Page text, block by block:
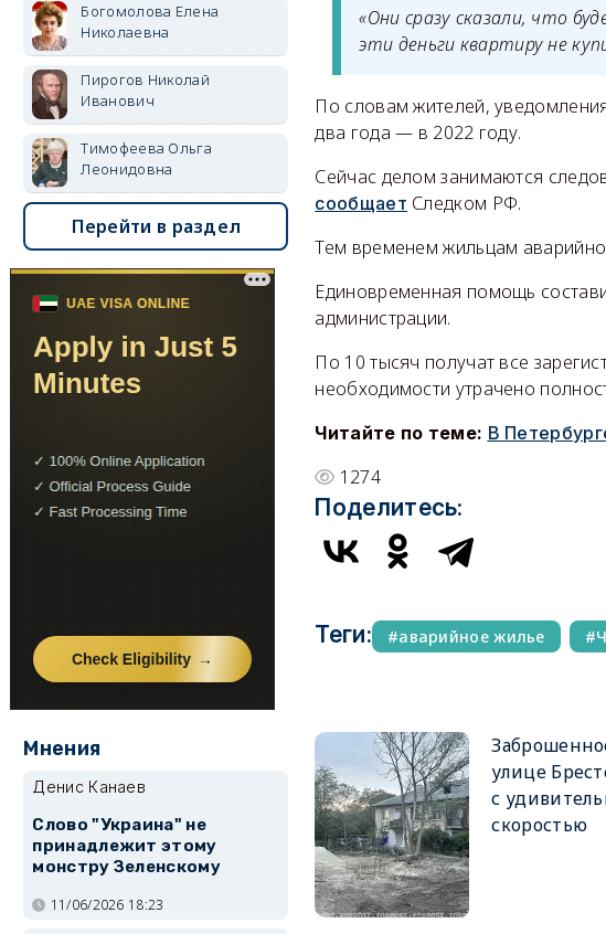
«Они сразу сказали, что
эти деньги квартиру не
По словам жителей,
два года — в 2022 году.
Сейчас делом занимаются
сообщает Следком РФ.
Тем временем жильцам
Единовременная помощь
администрации.
По 10 тысяч получат все
необходимости утрачено
Читайте по теме: В
1274
Поделитесь:
Теги: аварийное жилье
улице
с
скоростью
Богомолова Елена
Николаевна
Пирогов Николай
Иванович
Тимофеева Ольга
Леонидовна
Перейти в раздел
Мнения
Денис Канаев
Слово "Украина" не
принадлежит этому
монстру Зеленскому
11/06/2026 18:23